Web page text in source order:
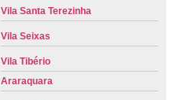
Vila Santa Terezinha
Vila Seixas
Vila Tibério
Araraquara